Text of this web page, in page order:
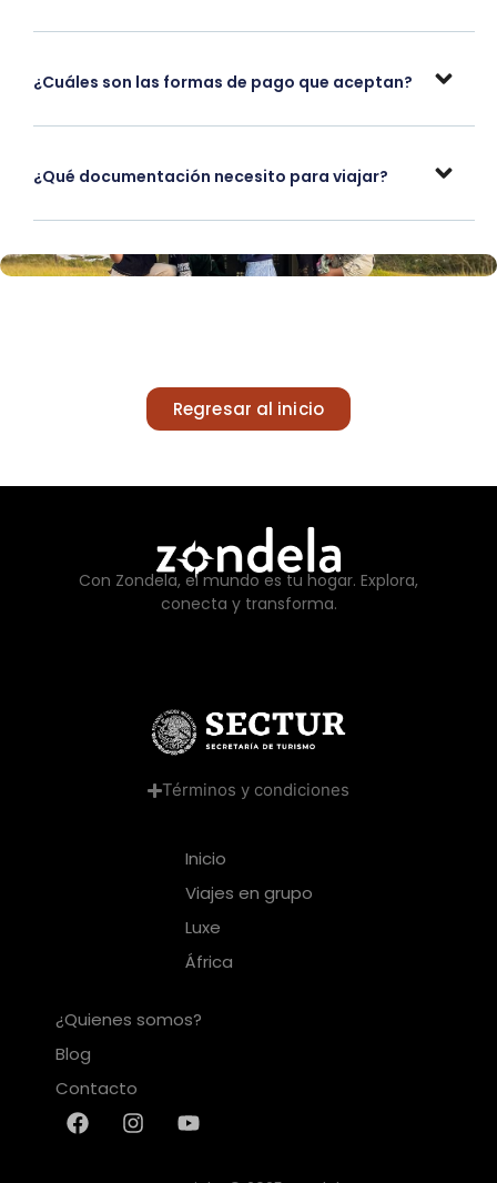
¿Cuáles son las formas de pago que aceptan?
¿Qué documentación necesito para viajar?
Regresar al inicio
Con Zondela, el mundo es tu hogar. Explora,
conecta y transforma.
Términos y condiciones
Inicio
Viajes en grupo
Luxe
África
¿Quienes somos?
Blog
Contacto